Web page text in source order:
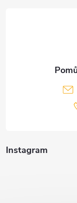
Instagram